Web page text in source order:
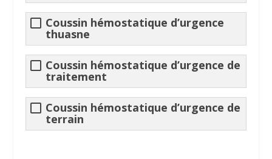
Coussin hémostatique d’urgence
thuasne
Coussin hémostatique d’urgence de
traitement
Coussin hémostatique d’urgence de
terrain